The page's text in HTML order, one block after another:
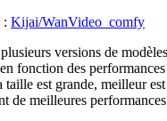
: Kijai/WanVideo_comfy
versions de
fonction des
taille est grande, meilleur
de meilleures